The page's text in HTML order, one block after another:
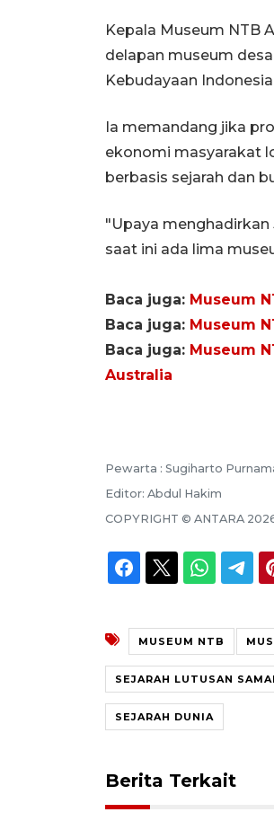
Kepala Museum NTB
delapan museum
Kebudayaan
Ia memandang jika
ekonomi masyarakat
berbasis sejarah dan
"Upaya
saat ini ada lima
Baca juga: Museum
Baca juga: Museum
Baca juga: Museum
Australia
Pewarta : Sugiharto
Editor: Abdul Hakim
COPYRIGHT © ANTARA
MUSEUM NTB
SEJARAH LUTUSAN
SEJARAH DUNIA
Berita Terkait